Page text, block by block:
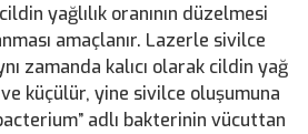
yağlılık oranının düzelmesi
amaçlanır. Lazerle sivilce
zamanda kalıcı olarak cildin yağ
küçülür, yine sivilce oluşumuna
adlı bakterinin vücuttan